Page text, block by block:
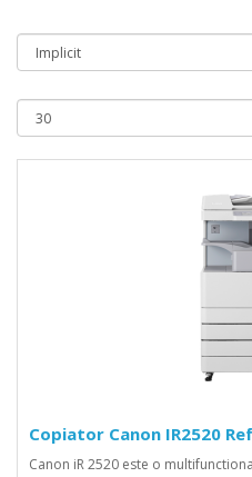
Copiator Canon IR2520
Canon iR 2520 este o